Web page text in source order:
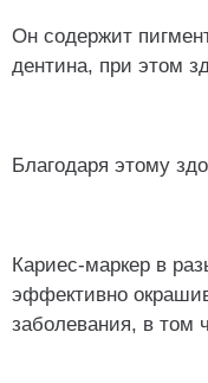
Он содержит
дентина, при этом
Благодаря этому
Кариес-маркер в
эффективно
заболевания, в том